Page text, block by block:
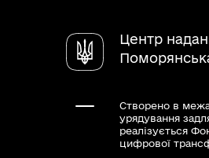
Центр
Створено в
урядування
реалізується
цифрової